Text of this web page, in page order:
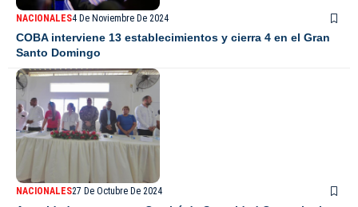
NACIONALES4 De Noviembre De 2024
COBA interviene 13 establecimientos y cierra 4 en el Gran
Santo Domingo
NACIONALES27 De Octubre De 2024